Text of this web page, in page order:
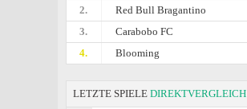
2.
Red Bull Bragantino
3.
Carabobo FC
4.
Blooming
LETZTE SPIELE DIREKTVERGLEICH